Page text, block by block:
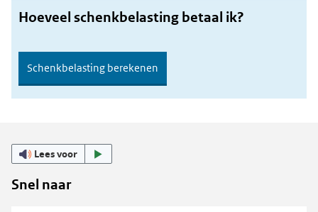
Hoeveel schenkbelasting betaal ik?
Schenkbelasting berekenen
Lees voor
Snel naar